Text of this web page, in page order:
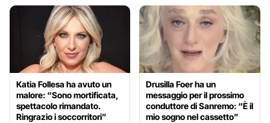
Katia Follesa ha avuto un
malore: “Sono mortificata,
spettacolo rimandato.
Ringrazio i soccorritori”
Drusilla Foer ha un
messaggio per il prossimo
conduttore di Sanremo: “È il
mio sogno nel cassetto”